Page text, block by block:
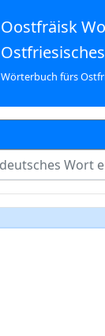
Oostfräisk
Wörterbuch fürs